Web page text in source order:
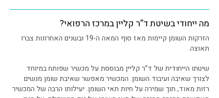
מה ייחודי בשיטת ד”ר קליין במרכז הרפואי?
הזרקות השומן קיימות מאז סוף המאה ה-19 ובשנים האחרונות צברו
תאוצה.
שיטתו הייחודית של ד”ר קליין מבוססת על מכשיר שפותח במיוחד
לצורך שאיבה ועיבוד השומן. המכשיר מאפשר שאיבת שומן מנשים
רזות מאוד, תוך שמירה על חיות תאי השומן. יעילותו הרבה של המכשיר